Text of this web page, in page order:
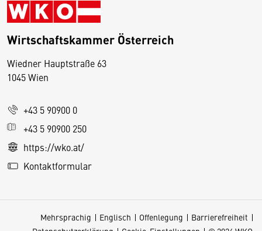
Wirtschaftskammer Österreich
Wiedner Hauptstraße 63
1045 Wien
+43 5 90900 0
+43 5 90900 250
https://wko.at/
Kontaktformular
Mehrsprachig Englisch Offenlegung
Barrierefreiheit
D
s
e
S
e